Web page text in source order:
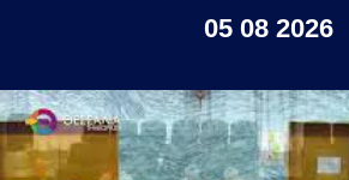
05 08 2026